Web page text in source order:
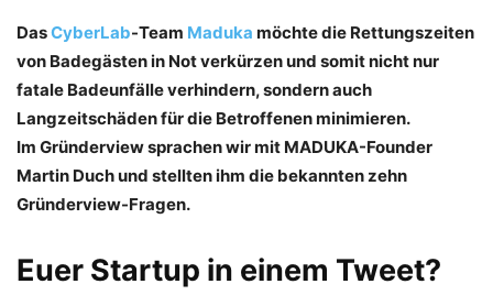
DasCyberLab-Team Maduka möchte die Rettungszeiten
von Badegästen in Not verkürzen und somit nicht nur
fatale Badeunfälle verhindern, sondern auch
Langzeitschäden für die Betroffenen minimieren.
Im Gründerview sprachen wir mit MADUKA-Founder
Martin Duch und stellten ihm die bekannten zehn
Gründerview-Fragen.
Euer Startup in einem Tweet?